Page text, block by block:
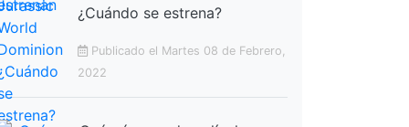
¿Cuándo se estrena?
Publicado el Martes 08 de Febrero,
2022